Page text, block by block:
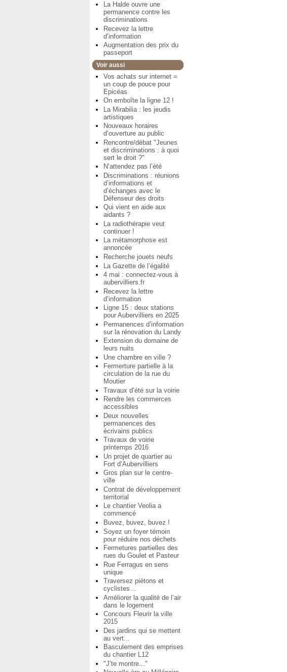
La Halde ouvre une
permanence contre les
discriminations
Recevez la lettre
d’information
Augmentation des prix du
passeport
Voir aussi
Vos achats sur internet =
un coup de pouce pour
Epicéas
On emboîte la ligne 12 !
La Mirabilia : les jeudis
artistiques
Nouveaux horaires
d’ouverture au public
Rencontre/débat "Jeunes
et discriminations : à quoi
sert le droit ?"
N’attendez pas l’été
Discriminations : réunions
d’informations et
d’échanges avec le
Défenseur des droits
Qui vient en aide aux
aidants ?
La radiothérapie veut
continuer !
La métamorphose est
annoncée
Recherche jouets neufs
La Gazette de l’égalité
4 mai : connectez-vous à
aubervilliers.fr
Recevez la lettre
d’information
Ligne 15 : deux stations
pour Aubervilliers en 2025
Permanences d’information
sur la rénovation du Landy
Extension du domaine de
leurs nuits
Une chambre en ville ?
Fermerture partielle à la
circulation de la rue du
Moutier
Travaux d’été sur la voirie
Rendre les commerces
accessibles
Deux nouvelles
permanences des
écrivains publics
Travaux de voirie
printemps 2016
Un projet de quartier au
Fort d’Aubervilliers
Gros plan sur le centre-
ville
Contrat de développement
territorial
Le chantier Veolia a
commencé
Buvez, buvez, buvez !
Soyez un foyer témoin
pour réduire nos déchets
Fermetures partielles des
rues du Goulet et Pasteur
Rue Ferragus en sens
unique
Traversez piétons et
cyclistes...
Améliorer la qualité de l’air
dans le logement
Concours Fleurir la ville
2015
Des jardins qui se mettent
au vert...
Basculement des emprises
du chantier L12
"J’te montre..."